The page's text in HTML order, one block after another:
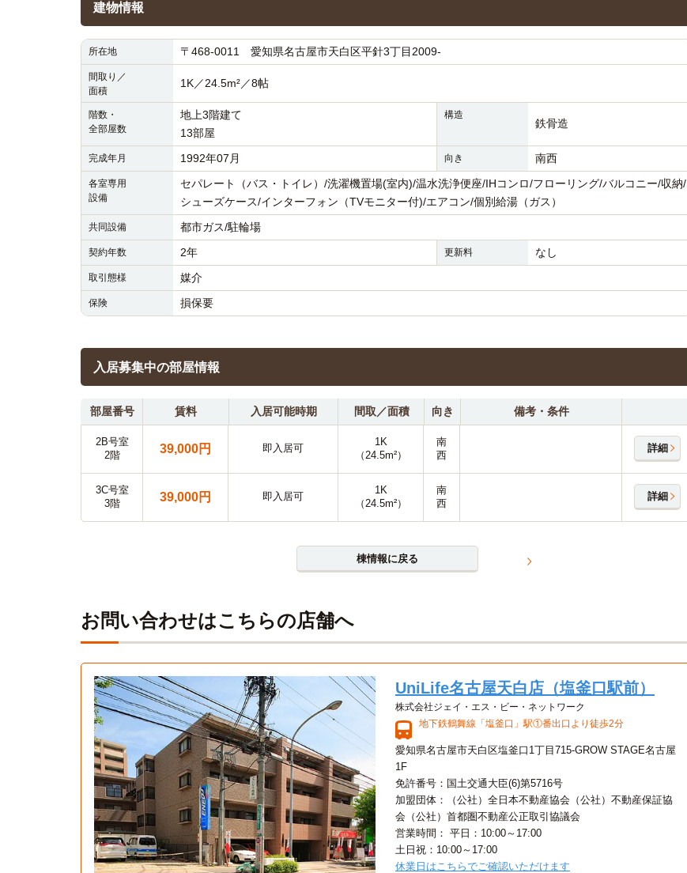
建物情報
所在地 〒468-0011 愛知県名古屋市天白区平針3丁目2009-
間取り／
面積
1K／24.5m²／8帖
階数・
全部屋数
地上3階建て
13部屋
構造
鉄骨造
完成年月 1992年07月 向き 南西
各室専用
設備
セパレート（バス・トイレ）/洗濯機置場(室内)/温水洗浄便座/IHコンロ/フローリング/バルコニー/収納/
シューズケース/インターフォン（TVモニター付)/エアコン/個別給湯（ガス）
共同設備 都市ガス/駐輪場
契約年数 2年 更新料 なし
取引態様 媒介
保険 損保要
入居募集中の部屋情報
部屋番号 賃料 入居可能時期 間取／面積 向き 備考・条件
2B号室
2階
39,000円 即入居可
1K
（24.5m²）
南
西
詳細
3C号室
3階
39,000円 即入居可
1K
（24.5m²）
南
西
詳細
棟情報に戻る
お問い合わせはこちらの店舗へ
UniLife名古屋天白店（塩釜口駅前）
株式会社ジェイ・エス・ビー・ネットワーク
地下鉄鶴舞線「塩釜口」駅①番出口より徒歩2分
愛知県名古屋市天白区塩釜口1丁目715-GROW STAGE名古屋
1F
免許番号：国土交通大臣(6)第5716号
加盟団体：（公社）全日本不動産協会（公社）不動産保証協
会（公社）首都圏不動産公正取引協議会
営業時間： 平日：10:00～17:00
土日祝：10:00～17:00
休業日はこちらでご確認いただけます